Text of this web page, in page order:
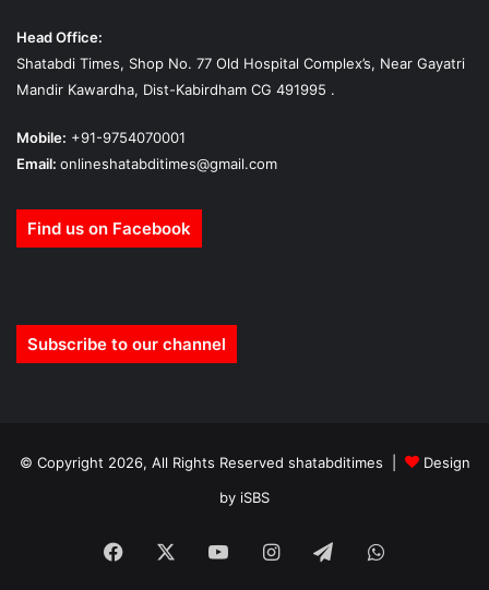
Head Office:
Shatabdi Times, Shop No. 77 Old Hospital Complex’s, Near Gayatri
Mandir Kawardha, Dist-Kabirdham CG 491995 .
Mobile: +91-9754070001
Email: onlineshatabditimes@gmail.com
Find us on Facebook
Subscribe to our channel
© Copyright 2026, All Rights Reserved shatabditimes |
Design
by iSBS
Facebook YouTubeInstagramTelegramWhatsApp